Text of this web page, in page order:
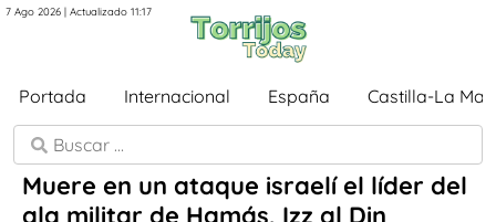
7 Ago 2026 | Actualizado 11:17
Portada Internacional España Castilla-La
Muere en un ataque israelí el líder del
ala militar de Hamás, Izz al Din